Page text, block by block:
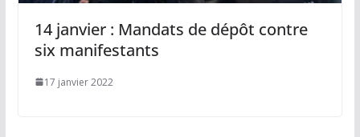
14 janvier : Mandats de dépôt contre
six manifestants
17 janvier 2022